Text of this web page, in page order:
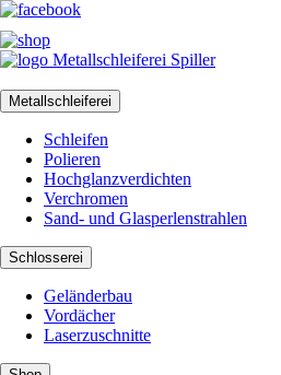
Metallschleiferei
Schleifen
Polieren
Hochglanzverdichten
Verchromen
Sand- und Glasperlenstrahlen
Schlosserei
Geländerbau
Vordächer
Laserzuschnitte